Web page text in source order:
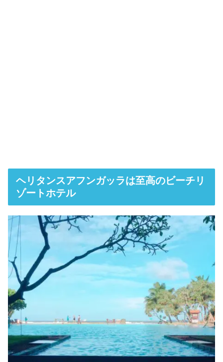
ヘリタンスアフンガッラは至高のビーチリ
ゾートホテル